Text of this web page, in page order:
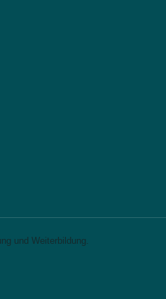
und Weiterbildung.